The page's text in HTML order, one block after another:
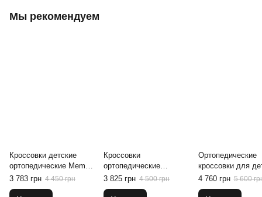
Мы рекомендуем
Кроссовки детские
ортопедические Memo
Polo 3DA, 30
3 783 грн 4 450 грн
Кроссовки
ортопедические
детские Memo Gabi
1MA Серо-желтые, 22
3 825 грн 4 500 грн
Ортопедические
кроссовки для
Memo Chicago
4 760 грн 5 600